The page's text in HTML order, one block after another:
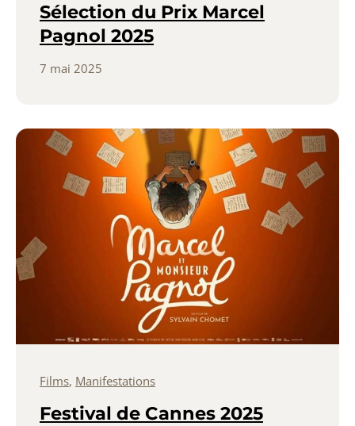
Sélection du Prix Marcel
Pagnol 2025
7 mai 2025
Films, Manifestations
Festival de Cannes 2025